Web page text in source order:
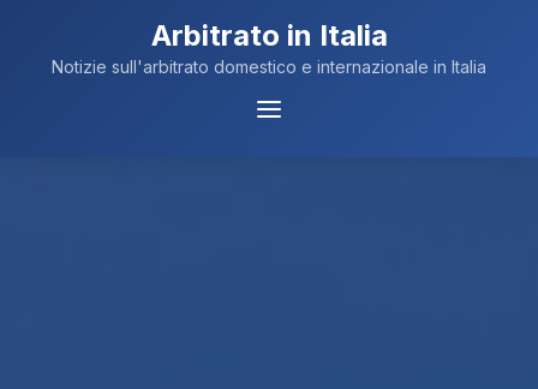
Arbitrato in Italia
Notizie sull'arbitrato domestico e internazionale in Italia
Menu